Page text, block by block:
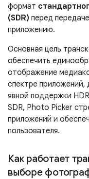
формат
(SDR) перед
приложению.
Основная цель
обеспечить
отображение
спектре
явной поддержки
SDR, Photo Picker
приложений и
пользователя.
Как работает
выборе